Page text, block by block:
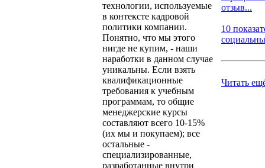
технологии, используемые
в контексте кадровой
политики компании.
Понятно, что мы этого
нигде не купим, - наши
наработки в данном случае
уникальны. Если взять
квалификационные
требования к учебным
программам, то общие
менеджерские курсы
составляют всего 10-15%
(их мы и покупаем); все
остальные -
специализированные,
разработанные внутри
отзыв...
10
Читать